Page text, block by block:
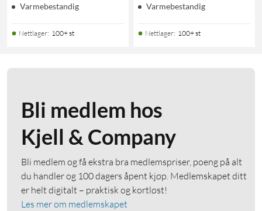
Varmebestandig
Nettlager: 100+ st
Varmebestandig
Nettlager: 100+ st
Bli medlem hos
Kjell & Company
Bli medlem og få ekstra bra medlemspriser, poeng på alt
du handler og 100 dagers åpent kjøp. Medlemskapet ditt
er helt digitalt – praktisk og kortløst!
Les mer om medlemskapet